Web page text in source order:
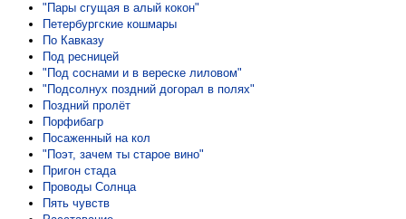
"Пары сгущая в алый кокон"
Петербургские кошмары
По Кавказу
Под ресницей
"Под соснами и в вереске лиловом"
"Подсолнух поздний догорал в полях"
Поздний пролёт
Порфибагр
Посаженный на кол
"Поэт, зачем ты старое вино"
Пригон стада
Проводы Солнца
Пять чувств